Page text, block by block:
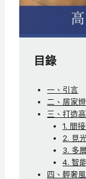
目錄
一、引言
二、居家
三、打造
1. 間
2. 見
3. 多
4. 智
四、輕奢